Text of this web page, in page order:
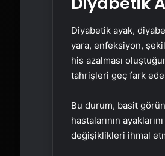
Diyabetik ayak,
yara, enfeksiyon,
his azalması
tahrişleri geç fark
Bu durum, basit
hastalarının
değişiklikleri ihmal